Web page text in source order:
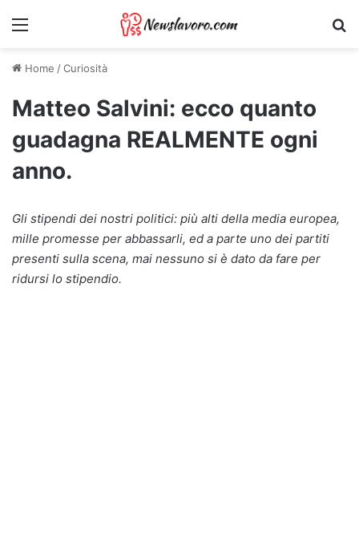
Menu
Home /Curiosità
Matteo Salvini: ecco quanto
guadagna REALMENTE ogni
anno.
Gli stipendi dei nostri politici: più alti della media europea,
mille promesse per abbassarli, ed a parte uno dei partiti
presenti sulla scena, mai nessuno si è dato da fare per
ridursi lo stipendio.